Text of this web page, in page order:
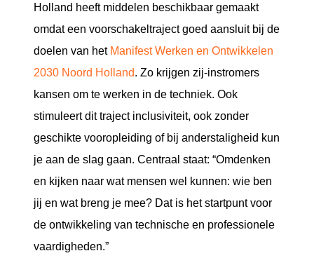
Holland heeft middelen beschikbaar gemaakt
omdat een voorschakeltraject goed aansluit bij de
doelen van het Manifest Werken en Ontwikkelen
2030 Noord Holland. Zo krijgen zij-instromers
kansen om te werken in de techniek. Ook
stimuleert dit traject inclusiviteit, ook zonder
geschikte vooropleiding of bij anderstaligheid kun
je aan de slag gaan. Centraal staat: “Omdenken
en kijken naar wat mensen wel kunnen: wie ben
jij en wat breng je mee? Dat is het startpunt voor
de ontwikkeling van technische en professionele
vaardigheden.”